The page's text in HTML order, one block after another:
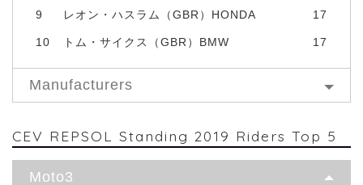
9 レオン・ハスラム（GBR）HONDA 17
10 トム・サイクス（GBR）BMW 17
Manufacturers
CEV REPSOL Standing 2019 Riders Top 5
Moto3